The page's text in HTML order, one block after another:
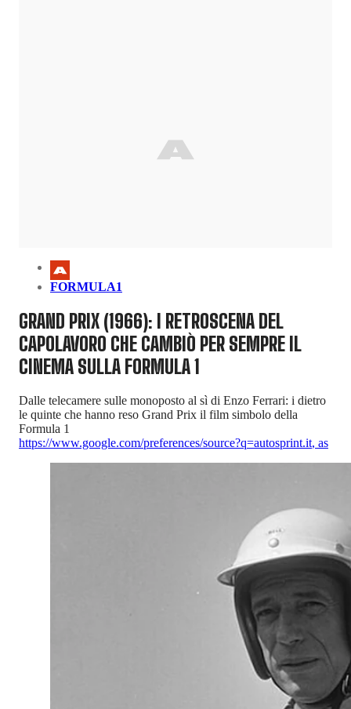
FORMULA1
GRAND PRIX (1966): I RETROSCENA DEL
CAPOLAVORO CHE CAMBIÒ PER SEMPRE IL
CINEMA SULLA FORMULA 1
Dalle telecamere sulle monoposto al sì di Enzo Ferrari: i dietro
le quinte che hanno reso Grand Prix il film simbolo della
Formula 1
https://www.google.com/preferences/source?q=autosprint.it, as